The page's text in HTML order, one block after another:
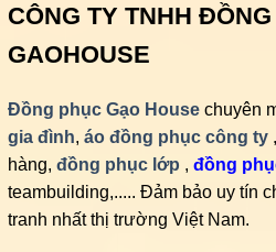
CÔNG TY TNHH
GAOHOUSE
Đồng phục Gạo Housechuyên
gia đình, áo đồng phục công ty,
hàng, đồng phục lớp , đồng
teambuilding,..... Đảm bảo uy tín
tranh nhất thị trường Việt Nam.